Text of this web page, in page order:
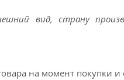
вид, страну
на момент покупки